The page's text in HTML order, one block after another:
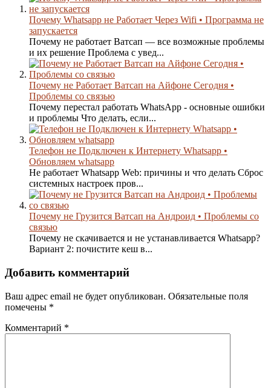
Почему Whatsapp не Работает Через Wifi • Программа не
запускается
Почему не работает Ватсап — все возможные проблемы
и их решение Проблема с увед...
Почему не Работает Ватсап на Айфоне Сегодня •
Проблемы со связью
Почему перестал работать WhatsApp - основные ошибки
и проблемы Что делать, если...
Телефон не Подключен к Интернету Whatsapp •
Обновляем whatsapp
Не работает Whatsapp Web: причины и что делать Сброс
системных настроек пров...
Почему не Грузится Ватсап на Андроид • Проблемы со
связью
Почему не скачивается и не устанавливается Whatsapp?
Вариант 2: почистите кеш в...
Добавить комментарий
Ваш адрес email не будет опубликован. Обязательные поля
помечены *
Комментарий *